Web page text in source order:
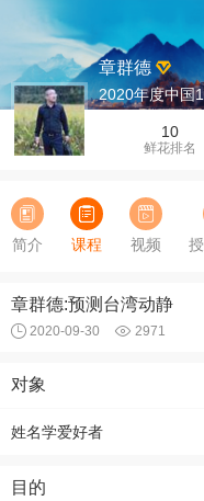
10
鲜花排名
章群德
2020年度中国
简介 课程 视频
章群德:预测台湾动静
2020-09-30 2971
对象
姓名学爱好者
目的